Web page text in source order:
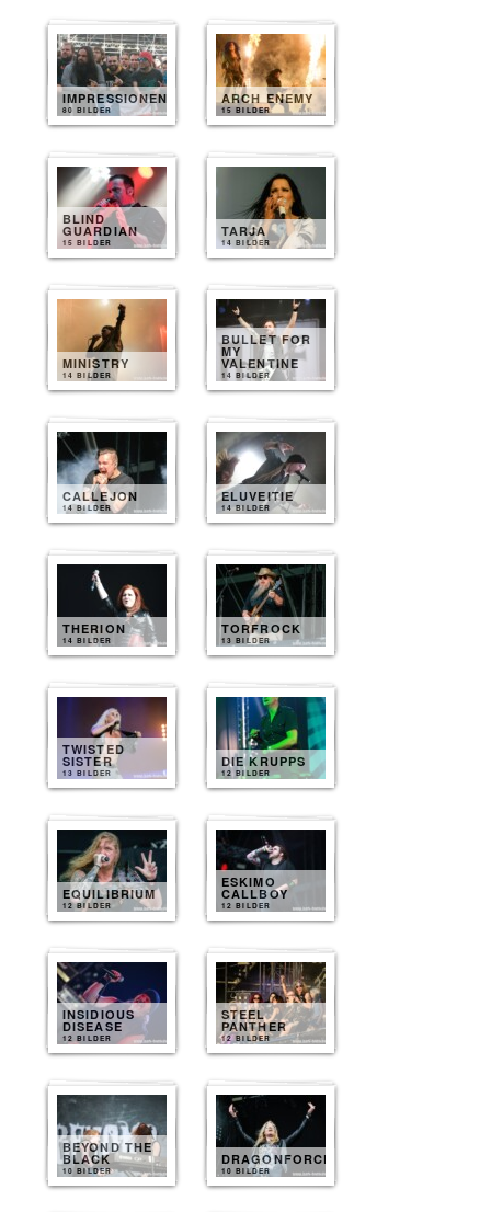
IMPRESSIONEN
80 BILDER
ARCH ENEMY
15 BILDER
BLIND
GUARDIAN
15 BILDER
TARJA
14 BILDER
MINISTRY
14 BILDER
BULLET FOR
MY
VALENTINE
14 BILDER
CALLEJON
14 BILDER
ELUVEITIE
14 BILDER
THERION
14 BILDER
TORFROCK
13 BILDER
TWISTED
SISTER
13 BILDER
DIE KRUPPS
12 BILDER
EQUILIBRIUM
12 BILDER
ESKIMO
CALLBOY
12 BILDER
INSIDIOUS
DISEASE
12 BILDER
STEEL
PANTHER
12 BILDER
BEYOND THE
BLACK
10 BILDER
DRAGONFORCE
10 BILDER